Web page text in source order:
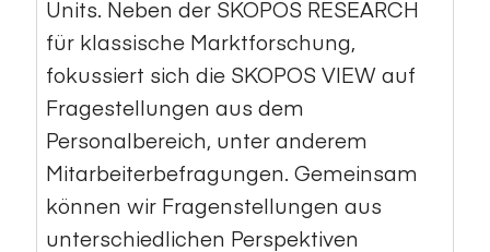
Units. Neben der SKOPOS RESEARCH
für klassische Marktforschung,
fokussiert sich die SKOPOS VIEW auf
Fragestellungen aus dem
Personalbereich, unter anderem
Mitarbeiterbefragungen. Gemeinsam
können wir Fragenstellungen aus
unterschiedlichen Perspektiven